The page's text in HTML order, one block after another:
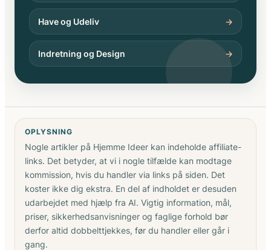
Have og Udeliv →
Indretning og Design →
OPLYSNING
Nogle artikler på Hjemme Ideer kan indeholde affiliate-
links. Det betyder, at vi i nogle tilfælde kan modtage
kommission, hvis du handler via links på siden. Det
koster ikke dig ekstra. En del af indholdet er desuden
udarbejdet med hjælp fra AI. Vigtig information, mål,
priser, sikkerhedsanvisninger og faglige forhold bør
derfor altid dobbelttjekkes, før du handler eller går i
gang.